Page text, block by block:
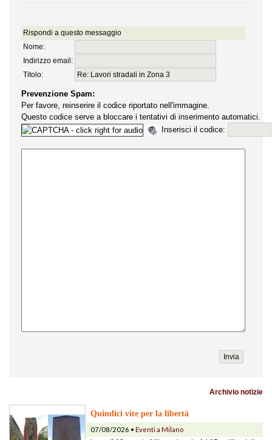
Rispondi a questo messaggio
Nome:
Indirizzo email:
Titolo:
Prevenzione Spam:
Per favore, reinserire il codice riportato nell'immagine.
Questo codice serve a bloccare i tentativi di inserimento automatici.
Inserisci il codice:
Archivio notizie
Quindici vite per la libertà
07/08/2026 • Eventi a Milano